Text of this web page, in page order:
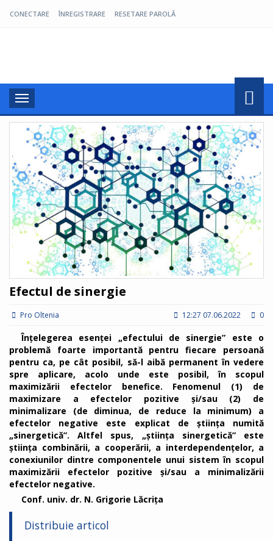
CONECTARE ÎNREGISTRARE RESETARE PAROLĂ
Toggle
navigation
Efectul de sinergie
Pro Oltenia 12:27 07.06.2022 0
Înțelegerea esenței „efectului de sinergie” este o
problemă foarte importantă pentru fiecare persoană
pentru ca, pe cât posibil, să-l aibă permanent în vedere
spre aplicare, acolo unde este posibil, în scopul
maximizării efectelor benefice. Fenomenul (1) de
maximizare a efectelor pozitive și/sau (2) de
minimalizare (de diminua, de reduce la minimum) a
efectelor negative este explicat de ştiinţa numită
„sinergetică”. Altfel spus, „ştiinţa sinergetică” este
știința combinării, a cooperării, a interdependenţelor, a
conexiunilor dintre componentele unui sistem în scopul
maximizării efectelor pozitive și/sau a minimalizării
efectelor negative.
Conf. univ. dr. N. Grigorie Lăcrița
Distribuie articol